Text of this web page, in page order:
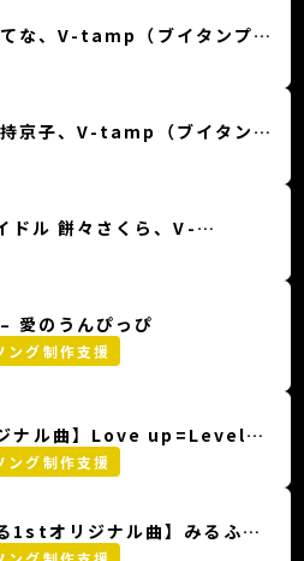
な、V-tamp（ブイタンプ）
オリジナルソロ曲をリリース
京子、V-tamp（ブイタン
と、オリジナルソロ曲をリリ
ル 餅々さくら、V-
ンプ）協力のもと、オリジ
リリース
愛のうんぴっぴ
ング制作支援
ナル曲】Love up=Level
ング制作支援
1stオリジナル曲】みるふぃ